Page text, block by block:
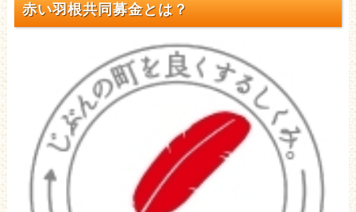
赤い羽根共同募金とは？